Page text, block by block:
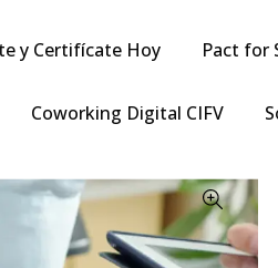
y Certifícate Hoy Pact for
Coworking Digital CIFV